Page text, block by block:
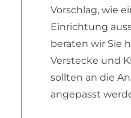
Vorschlag, wie
Einrichtung
beraten wir Sie
Verstecke und
sollten an die
angepasst